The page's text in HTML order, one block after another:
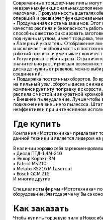
Современные торцовочные пилы
невзрачных функциональных
мелочами. Продуманность в деталях
операций и расширяет
• Продуманная система зажимов.
качество распила и безопасность
способных жестко фиксировать
под нужным углом, имеет торцовка,
• Лазерный указатель. Отображение
и исключает необходимость в
рабочий процесс и уменьшает
• Регулировка глубины реза.
значительно расширяющая
диска до нужных пределов, можно
соединений.
• Поддержка постоянных оборотов. Во
на пильный узел, обороты диска
компенсирует эту поправку в
распила с чистой и аккуратной
• Внешнее пылеудаление. Лучше чтобы
подключения внешнего пылесоса.
неэффективен при интенсивном
Где купить
Компания «Мототехника» предлагает
данной техники и является лидером на
В наличии хорошо себя
• Диолд ПТД-1,4М-210
• Энкор Корвет-8M
• Patriot MS 210
• Metabo KS 216 M Lasercut
• Bosch GCM 216
И многие другие
Специалисты фирмы «Мототехника»
оборудование, благодаря чему Вы
Как заказать
Чтобы купить торцевую пилу в